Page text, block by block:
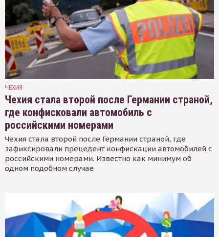
ЧЕХИЯ
Чехия стала второй после Германии страной,
где конфисковали автомобиль с
российскими номерами
Чехия стала второй после Германии страной, где
зафиксировали прецедент конфискации автомобилей с
российскими номерами. Известно как минимум об
одном подобном случае